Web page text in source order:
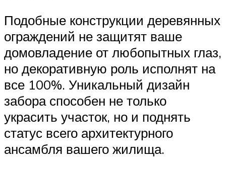
Подобные конструкции деревянных
ограждений не защитят ваше
домовладение от любопытных глаз,
но декоративную роль исполнят на
все 100%. Уникальный дизайн
забора способен не только
украсить участок, но и поднять
статус всего архитектурного
ансамбля вашего жилища.